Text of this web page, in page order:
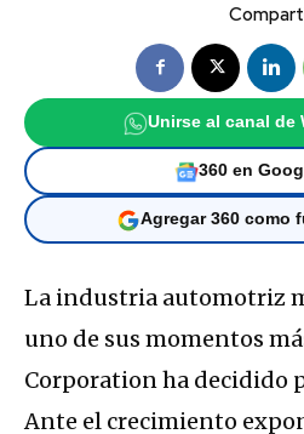
Unirse al canal de
360 en
Agregar 360 como
La industria automotriz
uno de sus momentos
Corporationha decidido
Ante el crecimiento